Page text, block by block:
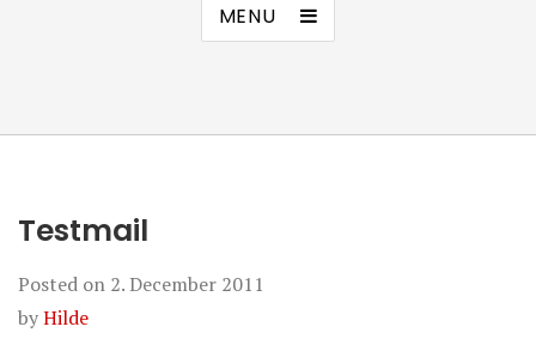
MENU
Testmail
Posted on 2. December 2011
byHilde